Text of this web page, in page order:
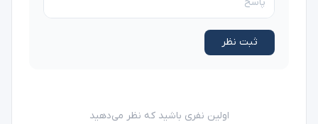
ثبت نظر
اولین نفری باشید که نظر می‌دهید